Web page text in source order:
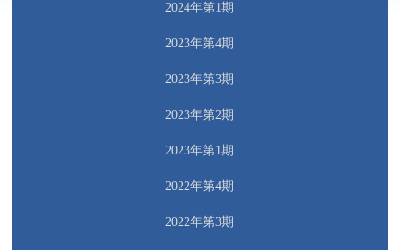
2024年第1期
2023年第4期
2023年第3期
2023年第2期
2023年第1期
2022年第4期
2022年第3期